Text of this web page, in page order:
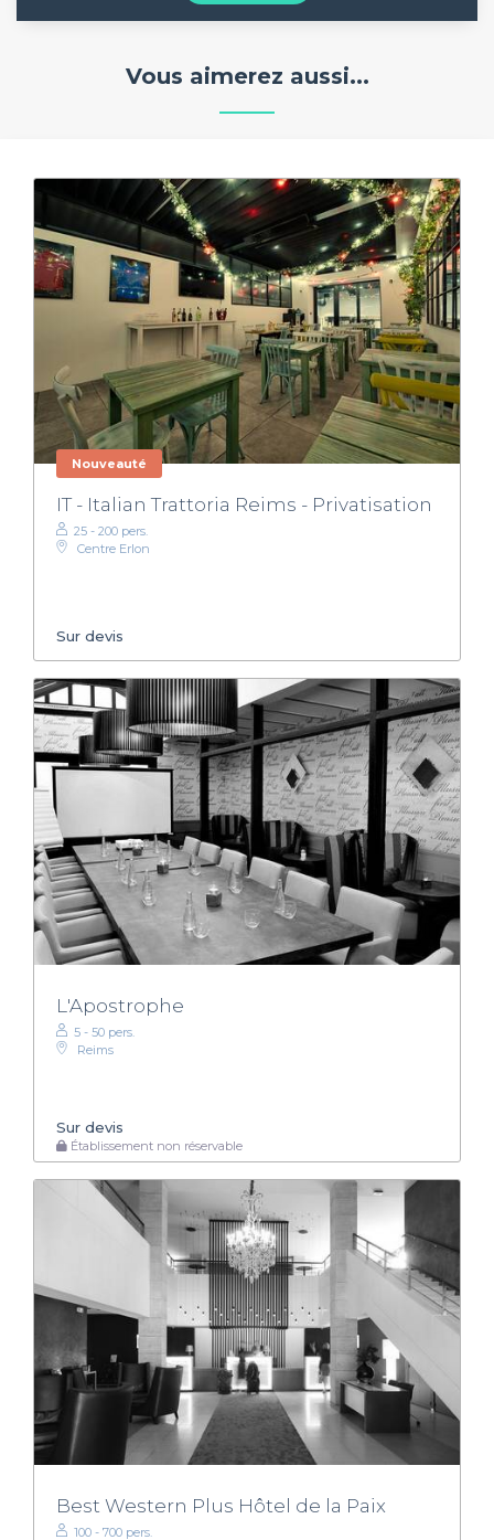
Vous aimerez aussi...
Nouveauté
IT - Italian Trattoria Reims - Privatisation
25 - 200 pers.
Centre Erlon
Sur devis
L'Apostrophe
5 - 50 pers.
Reims
Sur devis
Établissement non réservable
Best Western Plus Hôtel de la Paix
100 - 700 pers.